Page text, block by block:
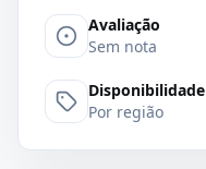
Avaliação
Sem nota
Disponibilidade
Por região